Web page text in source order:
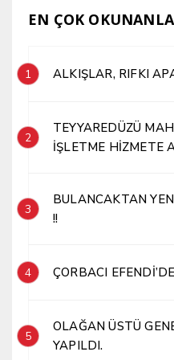
EN ÇOK
1 ALKIŞLAR, RIFKI
2
TEYYAREDÜZÜ
İŞLETME HİZMETE
3
BULANCAKTAN
!!
4 ÇORBACI
5
OLAĞAN ÜSTÜ
YAPILDI.